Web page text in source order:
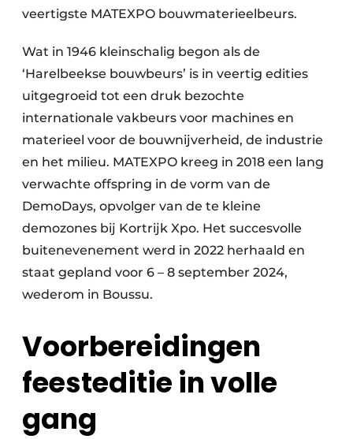
veertigste MATEXPO bouwmaterieelbeurs.
Wat in 1946 kleinschalig begon als de
‘Harelbeekse bouwbeurs’ is in veertig edities
uitgegroeid tot een druk bezochte
internationale vakbeurs voor machines en
materieel voor de bouwnijverheid, de industrie
en het milieu. MATEXPO kreeg in 2018 een lang
verwachte offspring in de vorm van de
DemoDays, opvolger van de te kleine
demozones bij Kortrijk Xpo. Het succesvolle
buitenevenement werd in 2022 herhaald en
staat gepland voor 6 – 8 september 2024,
wederom in Boussu.
Voorbereidingen
feesteditie in volle
gang